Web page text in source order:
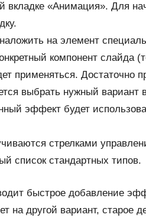
вкладке «Анимация». Для
на элемент
компонент слайда
применяться. Достаточно
выбрать нужный вариант
эффект будет
стрелками
список стандартных типов.
быстрое добавление
на другой вариант, старое